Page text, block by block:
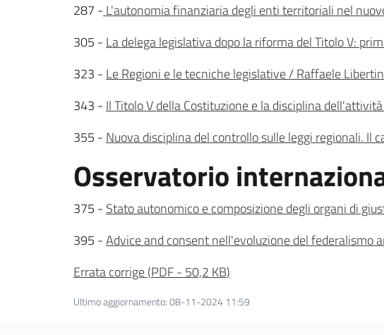
287 - L'autonomia finanziaria degli enti territoriali nel
305 - La delega legislativa dopo la riforma del Titolo V:
323 - Le Regioni e le tecniche legislative / Raffaele
343 - Il Titolo V della Costituzione e la disciplina
355 - Nuova disciplina del controllo sulle leggi regionali. Il
Osservatorio
375 - Stato autonomico e composizione degli organi di
395 -Advice and consent nell'evoluzione del federalismo
Errata corrige(PDF- 50,2 KB)
Ultimo aggiornamento:08-11-2024 11:59